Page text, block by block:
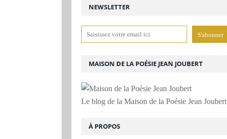
NEWSLETTER
MAISON DE LA POÉSIE JEAN JOUBERT
Le blog de la Maison de la Poésie Jean Joubert
À PROPOS